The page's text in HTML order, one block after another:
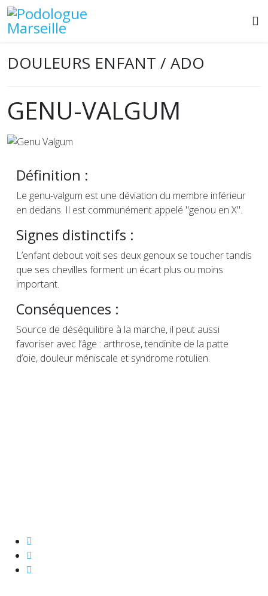
DOULEURS ENFANT / ADO
GENU-VALGUM
Définition :
Le genu-valgum est une déviation du membre inférieur
en dedans. Il est communément appelé "genou en X".
Signes distinctifs :
L’enfant debout voit ses deux genoux se toucher tandis
que ses chevilles forment un écart plus ou moins
important.
Conséquences :
Source de déséquilibre à la marche, il peut aussi
favoriser avec l’âge : arthrose, tendinite de la patte
d’oie, douleur méniscale et syndrome rotulien.